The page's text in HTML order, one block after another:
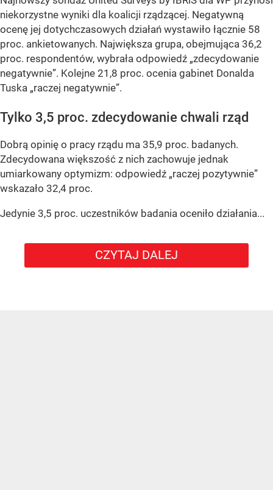
niekorzystne wyniki dla koalicji rządzącej. Negatywną
ocenę jej dotychczasowych działań wystawiło łącznie 58
proc. ankietowanych. Największa grupa, obejmująca 36,2
proc. respondentów, wybrała odpowiedź „zdecydowanie
negatywnie”. Kolejne 21,8 proc. ocenia gabinet Donalda
Tuska „raczej negatywnie”.
Tylko 3,5 proc. zdecydowanie chwali rząd
Dobrą opinię o pracy rządu ma 35,9 proc. badanych.
Zdecydowana większość z nich zachowuje jednak
umiarkowany optymizm: odpowiedź „raczej pozytywnie”
wskazało 32,4 proc.
Jedynie 3,5 proc. uczestników badania oceniło działania...
CZYTAJ DALEJ